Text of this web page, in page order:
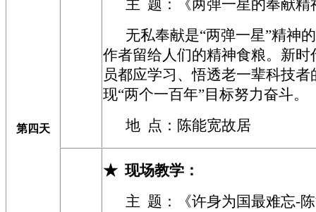
第四天
主 题：《两弹一星的奉献精
无私奉献是“两弹一星”精神
作者留给人们的精神食粮。新
员都应学习、悟透老一辈科技
现“两个一百年”目标努力奋斗。
地 点：陈能宽故居
★ 现场教学 ：
主 题：《许身为国最难忘-